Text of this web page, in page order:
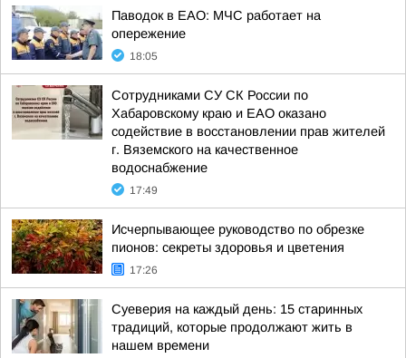
Паводок в ЕАО: МЧС работает на
опережение
18:05
Сотрудниками СУ СК России по
Хабаровскому краю и ЕАО оказано
содействие в восстановлении прав жителей
г. Вяземского на качественное
водоснабжение
17:49
Исчерпывающее руководство по обрезке
пионов: секреты здоровья и цветения
17:26
Суеверия на каждый день: 15 старинных
традиций, которые продолжают жить в
нашем времени